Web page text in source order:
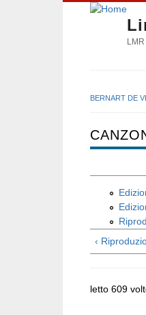
LMR
BERNART DE
‹
letto 609